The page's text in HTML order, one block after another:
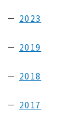
2023
2019
2018
2017